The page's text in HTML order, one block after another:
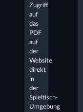
Zugriff
auf
das
PDF
auf
der
Website,
direkt
in
der
Spieltisch-
Umgebung